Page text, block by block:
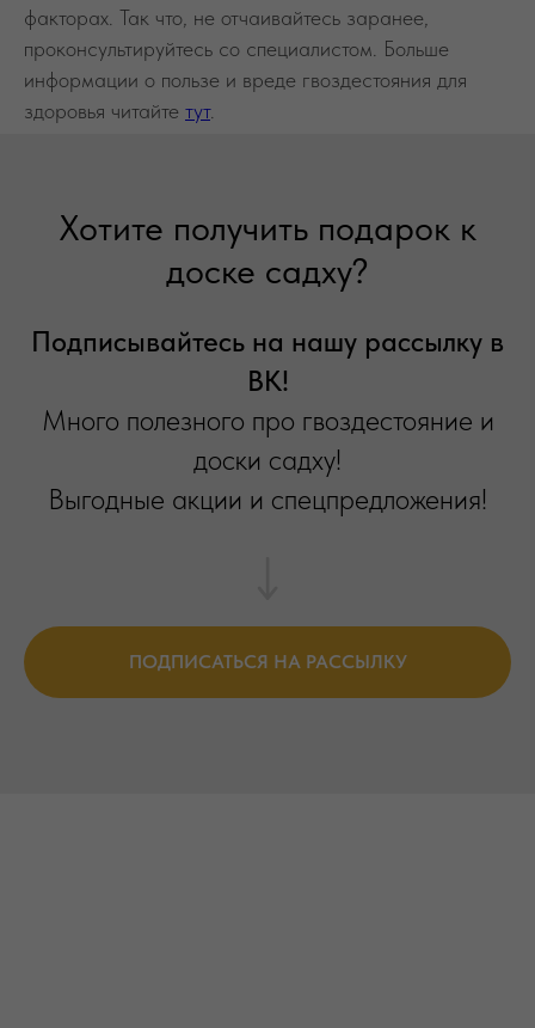
факторах. Так что, не отчаивайтесь заранее,
проконсультируйтесь со специалистом. Больше
информации о пользе и вреде гвоздестояния для
здоровья читайте тут.
Хотите получить подарок к
доске садху?
Подписывайтесь на нашу рассылку в
ВК!
Много полезного про гвоздестояние и
доски садху!
Выгодные акции и спецпредложения!
ПОДПИСАТЬСЯ НА РАССЫЛКУ